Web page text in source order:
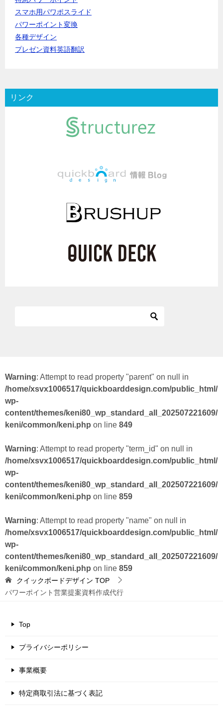
スマホ用パワポスライド
パワーポイント変換
各種デザイン
プレゼン資料英語翻訳
リンク
Warning: Attempt to read property "parent" on null in
/home/xsvx1006517/quickboarddesign.com/public_html/
wp-
content/themes/keni80_wp_standard_all_202507221609/
keni/common/keni.php on line 849
Warning: Attempt to read property "term_id" on null in
/home/xsvx1006517/quickboarddesign.com/public_html/
wp-
content/themes/keni80_wp_standard_all_202507221609/
keni/common/keni.php on line 859
Warning: Attempt to read property "name" on null in
/home/xsvx1006517/quickboarddesign.com/public_html/
wp-
content/themes/keni80_wp_standard_all_202507221609/
keni/common/keni.php on line 859
クイックボードデザイン TOP
パワーポイント営業提案資料作成代行
Top
プライバシーポリシー
事業概要
特定商取引法に基づく表記